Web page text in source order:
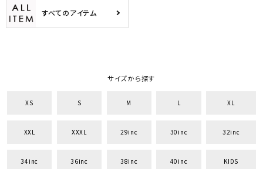
すべてのアイテム
サイズから探す
XS S M L XL
XXL XXXL 29inc 30inc 32inc
34inc 36inc 38inc 40inc KIDS